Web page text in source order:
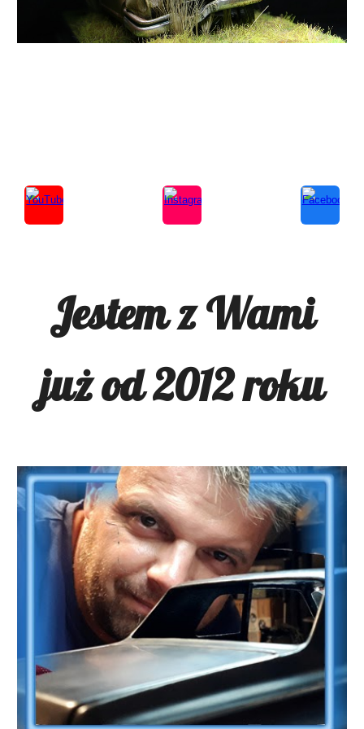
Jestem z Wami
już od 2012 roku